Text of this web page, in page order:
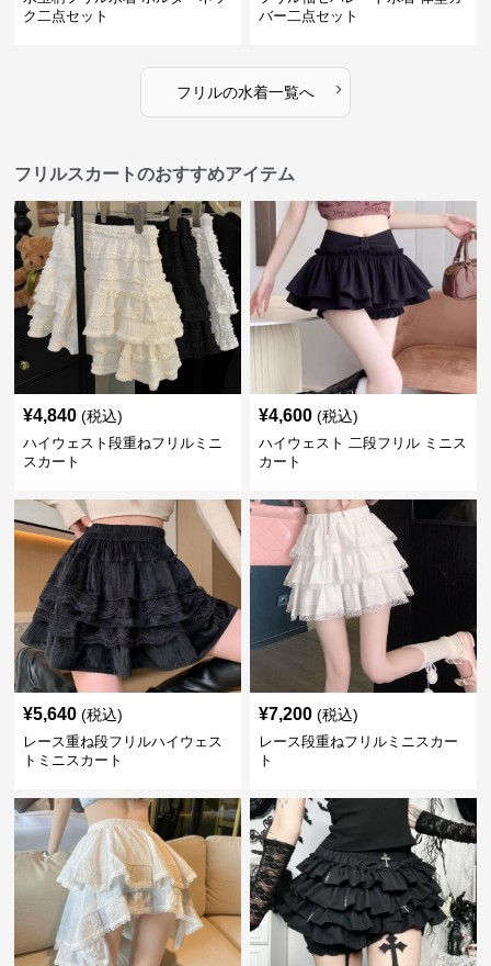
ク二点セット
バー二点セット
フリルの水着一覧へ ›
フリルスカートのおすすめアイテム
¥4,840 (税込)
ハイウェスト段重ねフリルミニ
スカート
¥4,600 (税込)
ハイウェスト 二段フリル ミニス
カート
¥5,640 (税込)
レース重ね段フリルハイウェス
トミニスカート
¥7,200 (税込)
レース段重ねフリルミニスカー
ト